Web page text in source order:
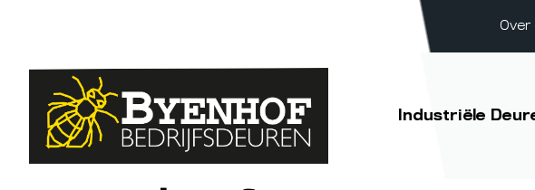
Over
Industriële